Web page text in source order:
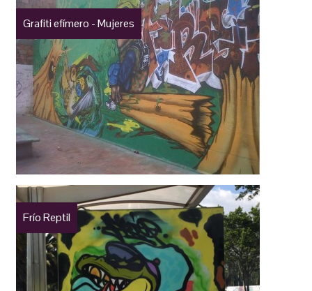
Grafiti efímero - Mujeres
Frío Reptil